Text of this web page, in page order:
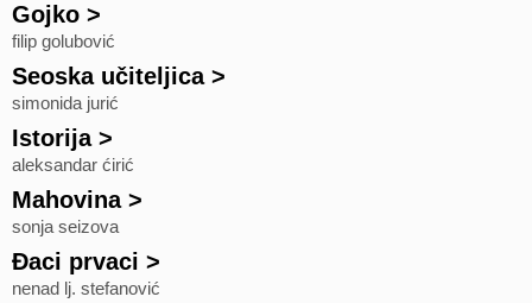
Gojko >
filip golubović
Seoska učiteljica>
simonida jurić
Istorija>
aleksandar ćirić
Mahovina>
sonja seizova
Đaci prvaci >
nenad lj. stefanović